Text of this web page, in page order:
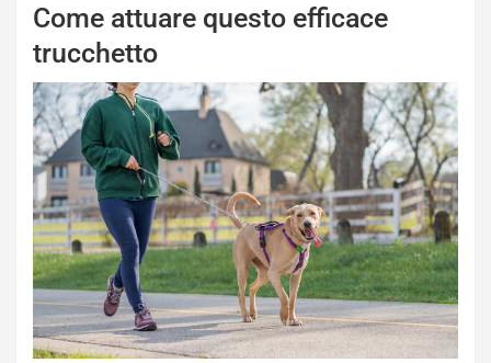
Come attuare questo efficace
trucchetto